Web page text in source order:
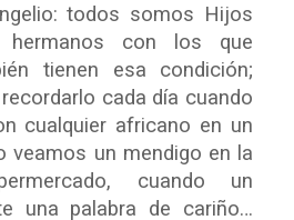
todos somos Hijos
con los que
tienen esa condición;
cada día cuando
cualquier africano en un
veamos un mendigo en la
cuando un
una palabra de cariño…